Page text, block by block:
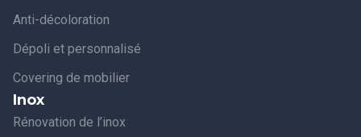
Anti-décoloration
Dépoli et personnalisé
Covering de mobilier
Inox
Rénovation de l’inox